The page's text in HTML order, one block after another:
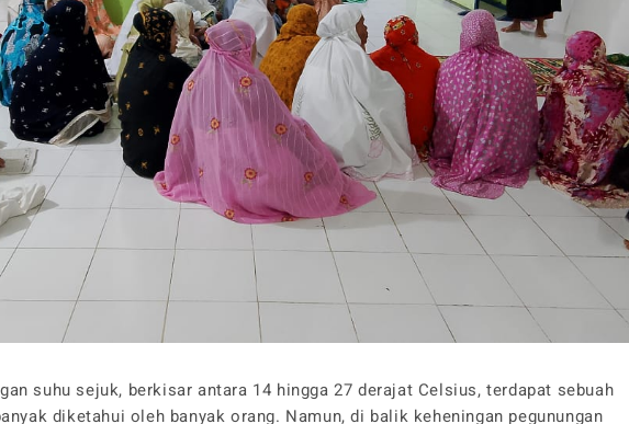
suhu sejuk, berkisar antara 14 hingga 27 derajat Celsius, terdapat sebuah
diketahui oleh banyak orang. Namun, di balik keheningan pegunungan